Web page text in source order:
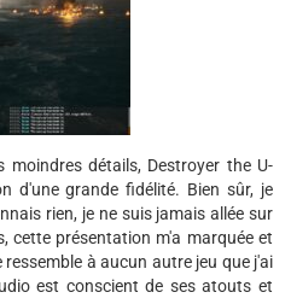
moindres détails, Destroyer the U-
d'une grande fidélité. Bien sûr, je
rien, je ne suis jamais allée sur
cette présentation m'a marquée et
à aucun autre jeu que j'ai
est conscient de ses atouts et